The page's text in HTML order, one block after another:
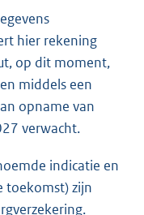
hier rekening
op dit moment,
middels een
opname van
verwacht.
indicatie en
toekomst) zijn